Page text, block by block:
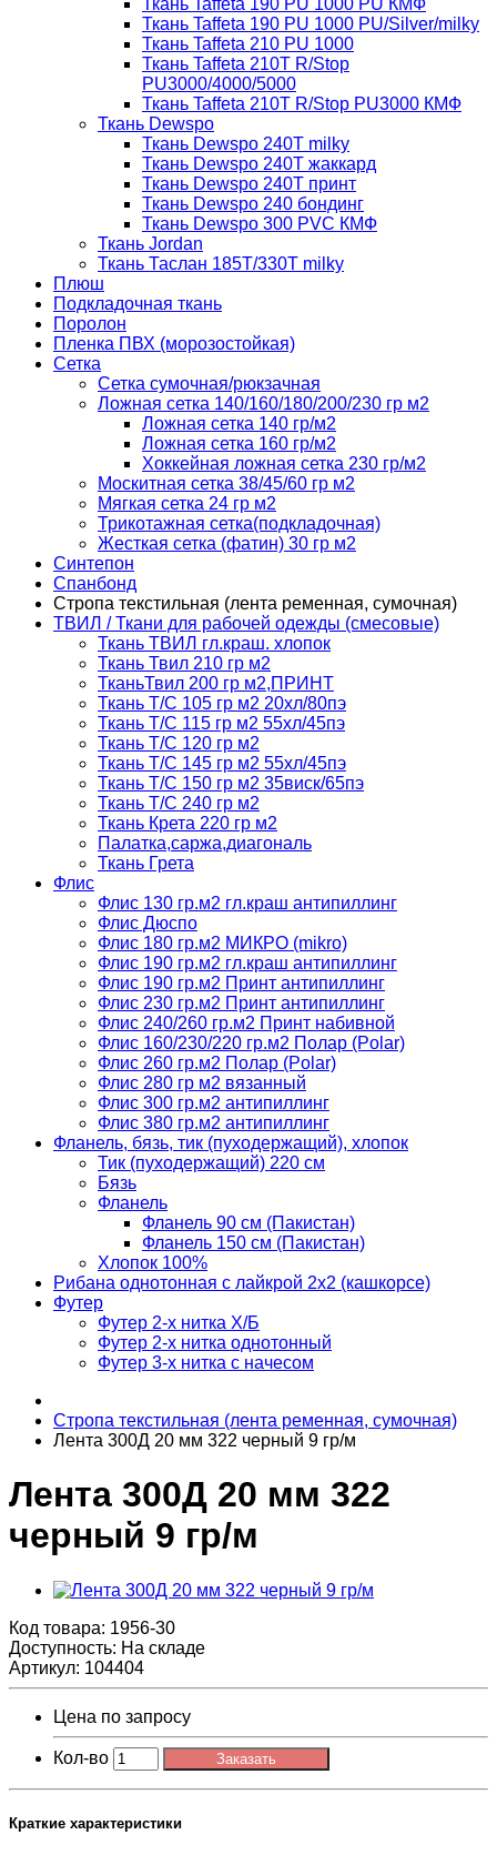
Ткань Taffeta 190 PU 1000 PU КМФ
Ткань Taffeta 190 PU 1000 PU/Silver/milky
Ткань Taffeta 210 PU 1000
Ткань Taffeta 210Т R/Stop
PU3000/4000/5000
Ткань Taffeta 210Т R/Stop PU3000 КМФ
Ткань Dewspo
Ткань Dewspo 240Т milky
Ткань Dewspo 240T жаккард
Ткань Dewspo 240Т принт
Ткань Dewspo 240 бондинг
Ткань Dewspo 300 PVC КМФ
Ткань Jordan
Ткань Таслан 185T/330T milky
Плюш
Подкладочная ткань
Поролон
Пленка ПВХ (морозостойкая)
Сетка
Сетка сумочная/рюкзачная
Ложная сетка 140/160/180/200/230 гр м2
Ложная сетка 140 гр/м2
Ложная сетка 160 гр/м2
Хоккейная ложная сетка 230 гр/м2
Москитная сетка 38/45/60 гр м2
Мягкая сетка 24 гр м2
Трикотажная сетка(подкладочная)
Жесткая сетка (фатин) 30 гр м2
Синтепон
Спанбонд
Стропа текстильная (лента ременная, сумочная)
ТВИЛ / Ткани для рабочей одежды (смесовые)
Ткань ТВИЛ гл.краш. хлопок
Ткань Твил 210 гр м2
ТканьТвил 200 гр м2,ПРИНТ
Ткань Т/C 105 гр м2 20хл/80пэ
Ткань Т/C 115 гр м2 55хл/45пэ
Ткань Т/C 120 гр м2
Ткань Т/C 145 гр м2 55хл/45пэ
Ткань Т/C 150 гр м2 35виск/65пэ
Ткань Т/C 240 гр м2
Ткань Крета 220 гр м2
Палатка,саржа,диагональ
Ткань Грета
Флис
Флис 130 гр.м2 гл.краш антипиллинг
Флис Дюспо
Флис 180 гр.м2 МИКРО (mikro)
Флис 190 гр.м2 гл.краш антипиллинг
Флис 190 гр.м2 Принт антипиллинг
Флис 230 гр.м2 Принт антипиллинг
Флис 240/260 гр.м2 Принт набивной
Флис 160/230/220 гр.м2 Полар (Polar)
Флис 260 гр.м2 Полар (Polar)
Флис 280 гр м2 вязанный
Флис 300 гр.м2 антипиллинг
Флис 380 гр.м2 антипиллинг
Фланель, бязь, тик (пуходержащий), хлопок
Тик (пуходержащий) 220 см
Бязь
Фланель
Фланель 90 см (Пакистан)
Фланель 150 см (Пакистан)
Хлопок 100%
Рибана однотонная с лайкрой 2х2 (кашкорсе)
Футер
Футер 2-х нитка Х/Б
Футер 2-х нитка однотонный
Футер 3-х нитка с начесом
Стропа текстильная (лента ременная, сумочная)
Лента 300Д 20 мм 322 черный 9 гр/м
Лента 300Д 20 мм 322
черный 9 гр/м
Код товара: 1956-30
Доступность: На складе
Артикул: 104404
Цена по запросу
Кол-во Заказать
Краткие характеристики